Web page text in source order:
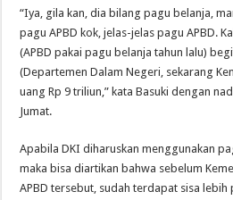
“Iya, gila kan, dia bilang pagu belanja,
pagu APBD kok, jelas-jelas pagu APBD.
(APBD pakai pagu belanja tahun lalu)
(Departemen Dalam Negeri, sekarang
uang Rp 9 triliun,” kata Basuki dengan
Jumat.
Apabila DKI diharuskan menggunakan
maka bisa diartikan bahwa sebelum
APBD tersebut, sudah terdapat sisa